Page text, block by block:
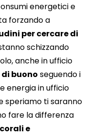
energetici e
forzando a
per cercare di
schizzando
anche in ufficio
buono seguendo i
energia in ufficio
speriamo ti saranno
fare la differenza
e